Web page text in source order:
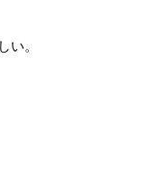
い。